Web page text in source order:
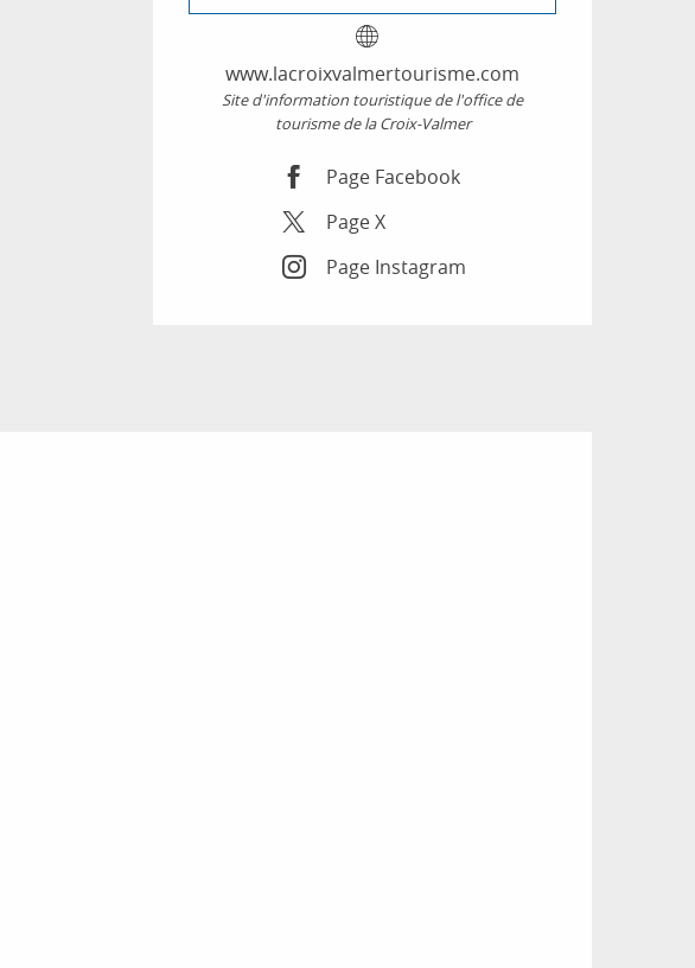
www.lacroixvalmertourisme.com
Site d'information touristique de l'office de
tourisme de la Croix-Valmer
Page Facebook
Page X
Page Instagram